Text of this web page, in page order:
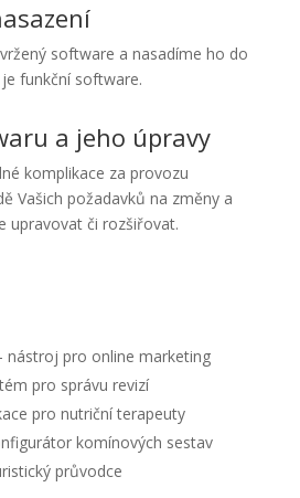
software a nasadíme ho do
funkční software.
a jeho úpravy
komplikace za provozu
Vašich požadavků na změny a
upravovat či rozšiřovat.
nástroj pro online marketing
pro správu revizí
pro nutriční terapeuty
komínových sestav
průvodce